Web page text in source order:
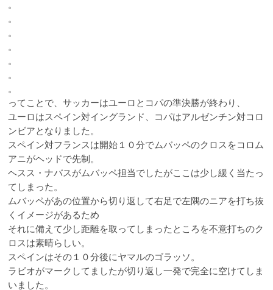
。
。
。
。
。
。
。
ってことで、サッカーはユーロとコパの準決勝が終わり、
ユーロはスペイン対イングランド、コパはアルゼンチン対コロ
ンビアとなりました。
スペイン対フランスは開始１０分でムバッペのクロスをコロム
アニがヘッドで先制。
ヘスス・ナバスがムバッペ担当でしたがここは少し緩く当たっ
てしまった。
ムバッペがあの位置から切り返して右足で左隅のニアを打ち抜
くイメージがあるため
それに備えて少し距離を取ってしまったところを不意打ちのク
ロスは素晴らしい。
スペインはその１０分後にヤマルのゴラッソ。
ラビオがマークしてましたが切り返し一発で完全に空けてしま
いました。